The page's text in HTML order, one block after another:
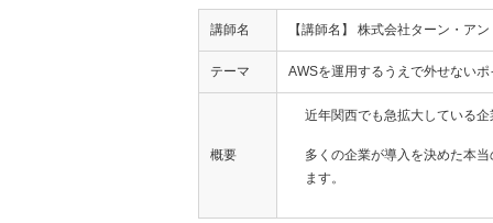
講師名 【講師名】 株式会社ターン・ア
テーマ AWSを運用するうえで外せない
概要
近年関西でも急拡大している企
多くの企業が導入を決めた本
ます。